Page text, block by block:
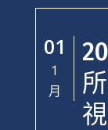
01
1
月